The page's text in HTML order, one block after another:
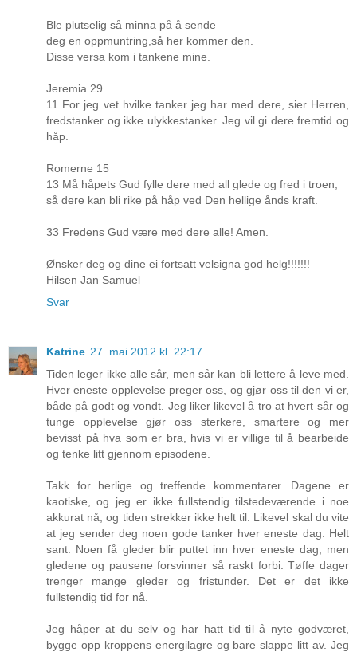
Ble plutselig så minna på å sende
deg en oppmuntring,så her kommer den.
Disse versa kom i tankene mine.
Jeremia 29
11 For jeg vet hvilke tanker jeg har med dere, sier Herren,
fredstanker og ikke ulykkestanker. Jeg vil gi dere fremtid og
håp.
Romerne 15
13 Må håpets Gud fylle dere med all glede og fred i troen,
så dere kan bli rike på håp ved Den hellige ånds kraft.
33 Fredens Gud være med dere alle! Amen.
Ønsker deg og dine ei fortsatt velsigna god helg!!!!!!!
Hilsen Jan Samuel
Svar
Katrine 27. mai 2012 kl. 22:17
Tiden leger ikke alle sår, men sår kan bli lettere å leve med.
Hver eneste opplevelse preger oss, og gjør oss til den vi er,
både på godt og vondt. Jeg liker likevel å tro at hvert sår og
tunge opplevelse gjør oss sterkere, smartere og mer
bevisst på hva som er bra, hvis vi er villige til å bearbeide
og tenke litt gjennom episodene.
Takk for herlige og treffende kommentarer. Dagene er
kaotiske, og jeg er ikke fullstendig tilstedeværende i noe
akkurat nå, og tiden strekker ikke helt til. Likevel skal du vite
at jeg sender deg noen gode tanker hver eneste dag. Helt
sant. Noen få gleder blir puttet inn hver eneste dag, men
gledene og pausene forsvinner så raskt forbi. Tøffe dager
trenger mange gleder og fristunder. Det er det ikke
fullstendig tid for nå.
Jeg håper at du selv og har hatt tid til å nyte godværet,
bygge opp kroppens energilagre og bare slappe litt av. Jeg